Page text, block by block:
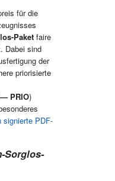
für die
Paket faire
Dabei sind
der
priorisierte
PRIO)
signierte PDF-
Sorglos-